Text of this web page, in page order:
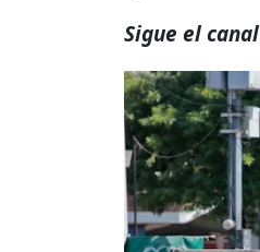
Sigue el